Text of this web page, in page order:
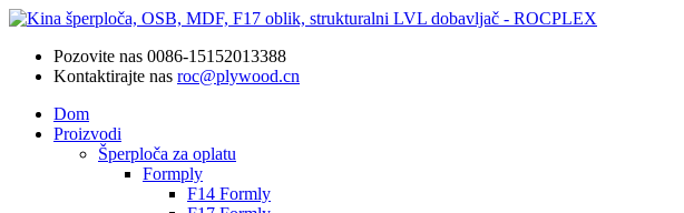
Pozovite nas 0086-15152013388
Kontaktirajte nas roc@plywood.cn
Dom
Proizvodi
Šperploča za oplatu
Formply
F14 Formly